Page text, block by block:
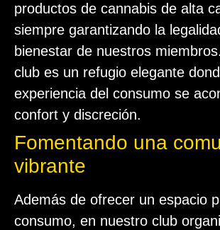
productos de cannabis de alta
siempre garantizando la
bienestar de nuestros
club es un refugio elegante
experiencia del consumo se
confort y discreción.
Fomentando una
vibrante
Además de ofrecer un espacio
consumo, en nuestro club